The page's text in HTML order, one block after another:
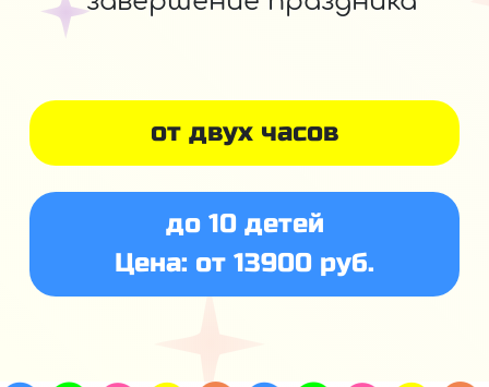
от двух часов
до 10 детей
Цена: от 13900 руб.